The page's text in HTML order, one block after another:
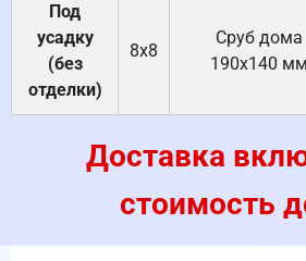
Под
усадку
(без
отделки)
8х8
Cруб дома
190х140 мм
Доставка
стоимость